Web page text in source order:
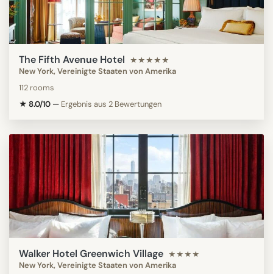
The Fifth Avenue Hotel ★★★★★
New York, Vereinigte Staaten von Amerika
112 rooms
★ 8.0/10 — Ergebnis aus 2 Bewertungen
Walker Hotel Greenwich Village ★★★★
New York, Vereinigte Staaten von Amerika